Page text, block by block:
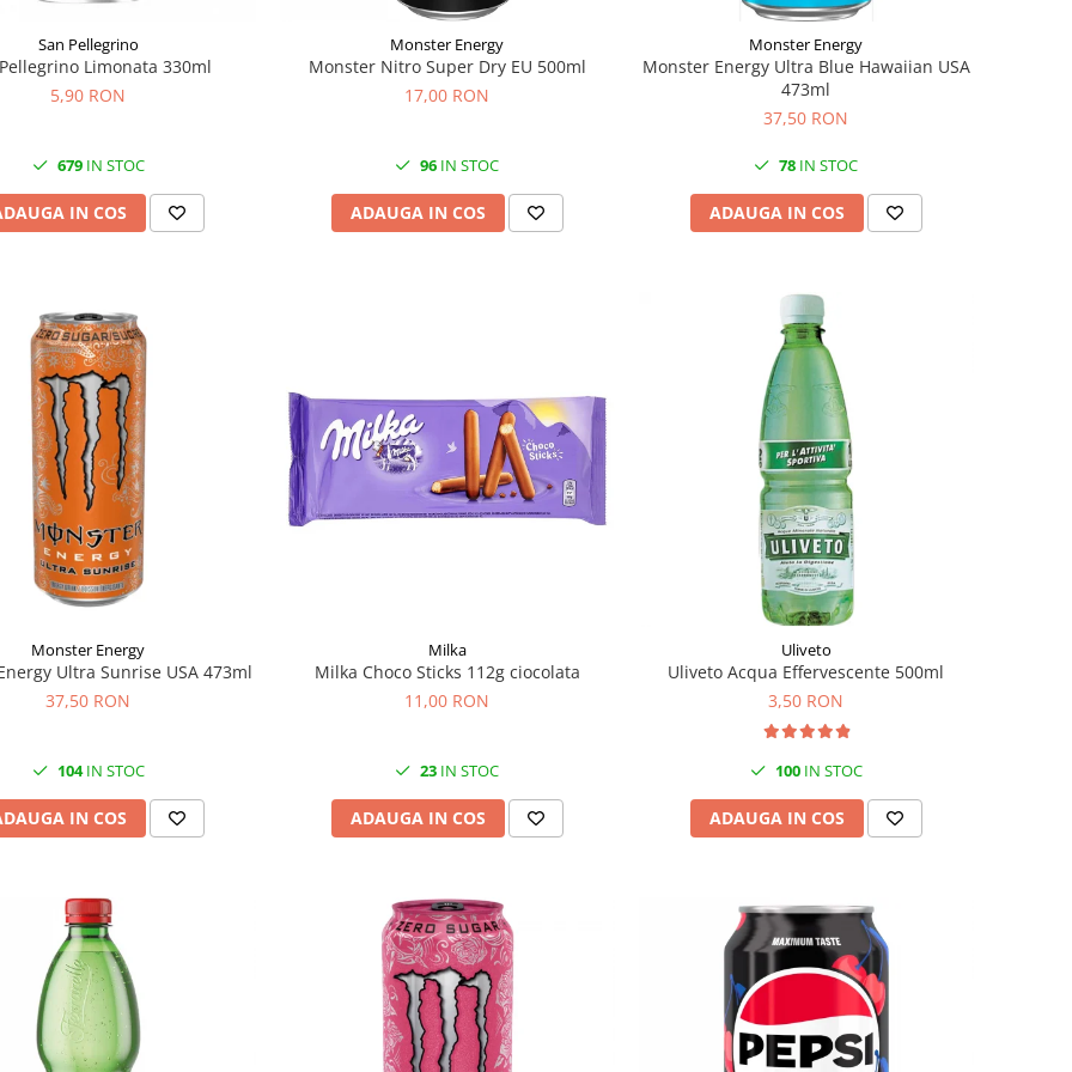
San Pellegrino
Limonata 330ml
5,90 RON
679IN STOC
IN COS
Monster Energy
Monster Nitro Super Dry EU 500ml
17,00 RON
96 IN STOC
ADAUGA IN COS
Monster Energy
Monster Energy Ultra Blue Hawaiian USA
473ml
37,50 RON
78 IN STOC
ADAUGA IN COS
Monster Energy
Ultra Sunrise USA 473ml
37,50 RON
104IN STOC
IN COS
Milka
Milka Choco Sticks 112g ciocolata
11,00 RON
23 IN STOC
ADAUGA IN COS
Uliveto
Uliveto Acqua Effervescente 500ml
3,50 RON
100IN STOC
ADAUGA IN COS